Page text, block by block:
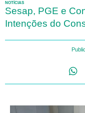
NOTÍCIAS
Sesap, PGE e
Intenções do